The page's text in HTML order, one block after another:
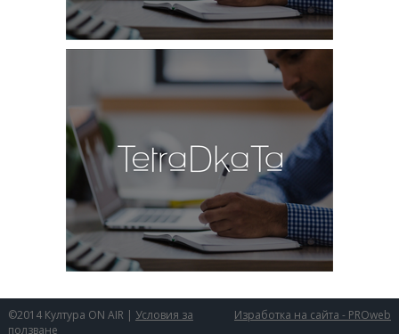
Изработка на сайта - PROweb
©2014 Култура ON AIR | Условия за
ползване